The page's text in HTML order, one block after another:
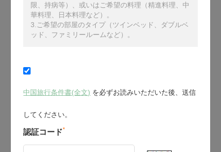
限、持病等）、或いはご希望の料理（精進料理、中
華料理、日本料理など）。
3.ご希望の部屋のタイプ（ツインベッド、ダブルベ
ッド、ファミリールームなど）。
中国旅行条件書(全文) を必ずお読みいただいた後、送信
してください。
認証コード*